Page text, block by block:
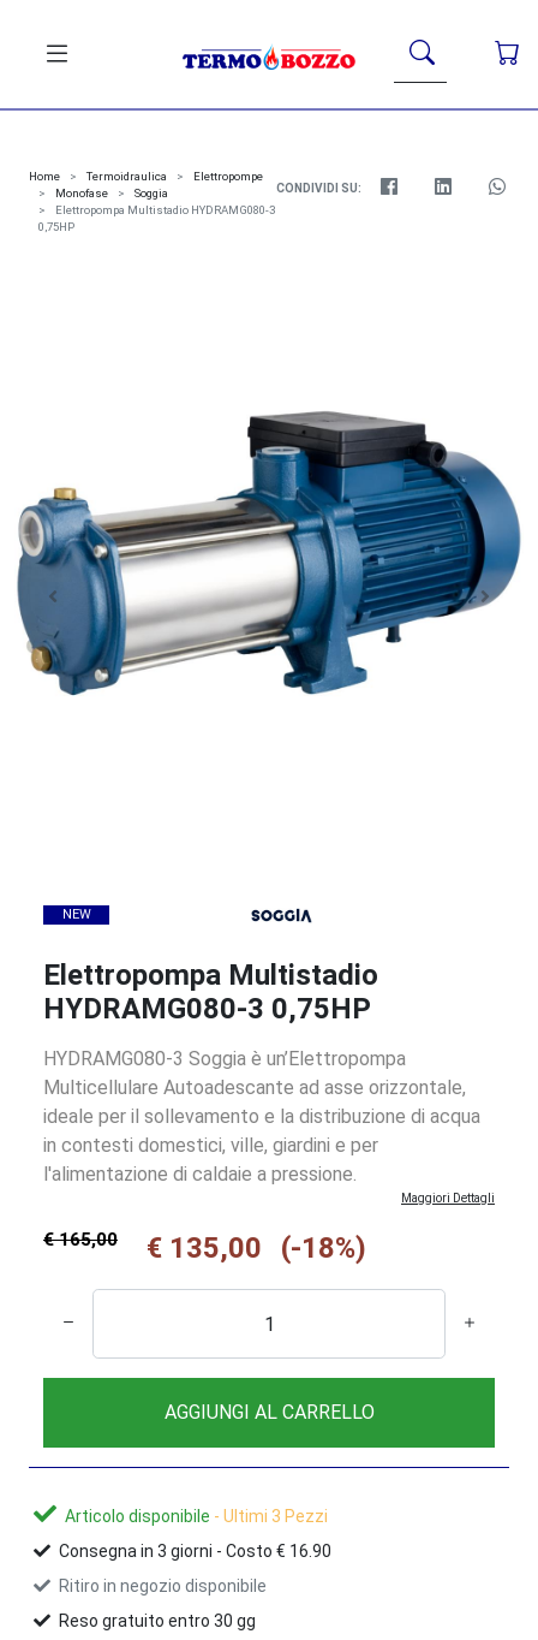
Home Termoidraulica
Elettropompe
Monofase
Soggia
Elettropompa Multistadio HYDRAMG080-3
0,75HP
CONDIVIDI SU:
NEW
Elettropompa Multistadio
HYDRAMG080-3 0,75HP
HYDRAMG080-3 Soggia è un’Elettropompa
Multicellulare Autoadescante ad asse orizzontale,
ideale per il sollevamento e la distribuzione di acqua
in contesti domestici, ville, giardini e per
l'alimentazione di caldaie a pressione.
Maggiori Dettagli
€ 165,00 € 135,00 (-18%)
AGGIUNGI AL CARRELLO
Articolo disponibile - Ultimi 3 Pezzi
Consegna in 3 giorni - Costo € 16.90
Ritiro in negozio disponibile
Reso gratuito entro 30 gg